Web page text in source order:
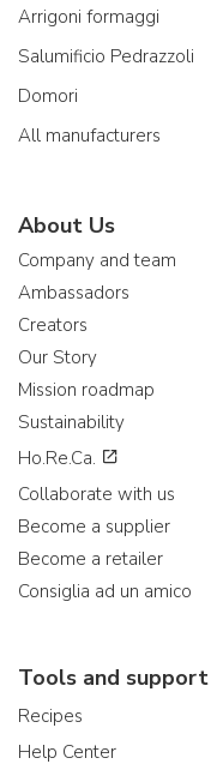
Arrigoni formaggi
Salumificio Pedrazzoli
Domori
All manufacturers
About Us
Company and team
Ambassadors
Creators
Our Story
Mission roadmap
Sustainability
Ho.Re.Ca.
Collaborate with us
Become a supplier
Become a retailer
Consiglia ad un amico
Tools and support
Recipes
Help Center